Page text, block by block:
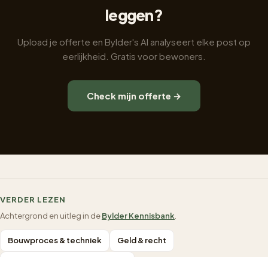
leggen?
Upload je offerte en Bylder's AI analyseert elke post op
eerlijkheid. Gratis voor bewoners.
Check mijn offerte →
VERDER LEZEN
Achtergrond en uitleg in deBylder Kennisbank
Bouwproces & techniek Geld & recht